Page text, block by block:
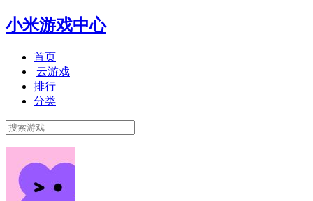
小米游戏中心
首页
云游戏
排行
分类